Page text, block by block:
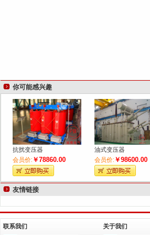
你可能感兴趣
抗扰变压器
会员价: ￥78860.00
油式变压器
会员价:￥98600.00
友情链接
联系我们 关于我们